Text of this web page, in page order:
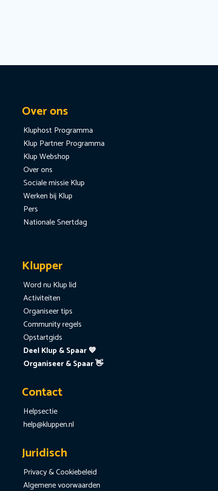
Over ons
Kluphost Programma
Klup Partner Programma
Klup Webshop
Over ons
Sociale missie Klup
Werken bij Klup
Pers
Nationale Snertdag
Klupper
Word nu Klup lid
Activiteiten
Organiseer tips
Community regels
Opstartgids
Deel Klup & Spaar 💙
Organiseer & Spaar 👋
Contact
Helpsectie
help@kluppen.nl
Juridisch
Privacy & Cookiebeleid
Algemene voorwaarden